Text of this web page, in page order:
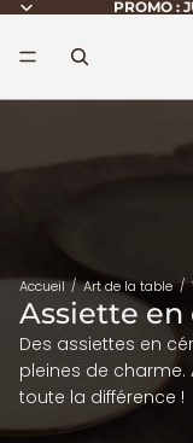
PROMO :
Accueil Art de la table
Assiette
Des assiettes en
pleines de charme.
toute la différence !